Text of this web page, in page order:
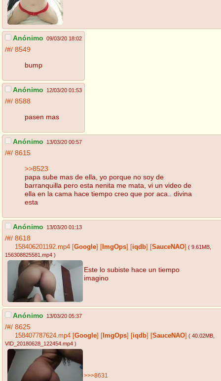
Anónimo 09/03/20 18:02
/#/ 8549
bump
Anónimo 12/03/20 01:53
/#/ 8588
pasen mas
Anónimo 13/03/20 00:57
/#/ 8615
>>8523
papa sube mas de ella, yo porque no soy de
barranquilla pero esta nenita me mata, vi un video de
ella en la cama hace tiempo creo que por aca.. divina
esta
Anónimo 13/03/20 01:13
/#/ 8618
158406201192.mp4 [Google] [ ImgOps] [iqdb] [SauceNAO] ( 9.61MB
156308825581.mp4 )
Este lo subiste hace un tiempo
imagino
Anónimo 13/03/20 05:37
/#/ 8625
158407787624.mp4 [Google] [ ImgOps] [iqdb] [SauceNAO] ( 40.02MB
VID_20180628_122454.mp4 )
>>>8631